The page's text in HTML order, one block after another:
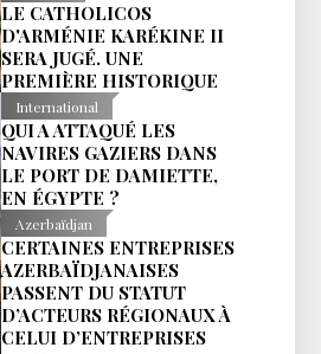
LE CATHOLICOS
D'ARMÉNIE KARÉKINE II
SERA JUGÉ. UNE
PREMIÈRE HISTORIQUE
International
QUI A ATTAQUÉ LES
NAVIRES GAZIERS DANS
LE PORT DE DAMIETTE,
EN ÉGYPTE ?
Azerbaïdjan
CERTAINES ENTREPRISES
AZERBAÏDJANAISES
PASSENT DU STATUT
D’ACTEURS RÉGIONAUX À
CELUI D’ENTREPRISES